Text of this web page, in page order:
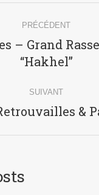
PRÉCÉDENT
– Grand
“Hakhel”
SUIVANT
&